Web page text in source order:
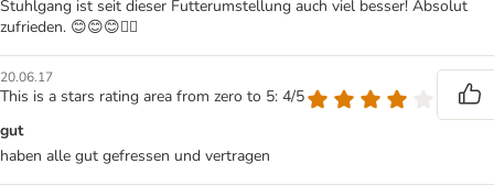
Stuhlgang ist seit dieser Futterumstellung auch viel besser! Absolut
zufrieden. 😊😊😊👍🏻
20.06.17
This is a stars rating area from zero to 5: 4/5
gut
haben alle gut gefressen und vertragen